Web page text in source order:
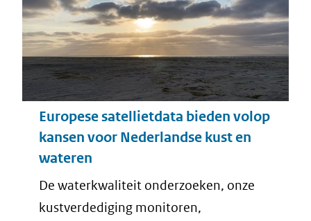
Europese satellietdata bieden volop
kansen voor Nederlandse kust en
wateren
De waterkwaliteit onderzoeken, onze
kustverdediging monitoren,